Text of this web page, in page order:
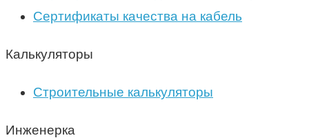
Сертификаты качества на кабель
Калькуляторы
Строительные калькуляторы
Инженерка